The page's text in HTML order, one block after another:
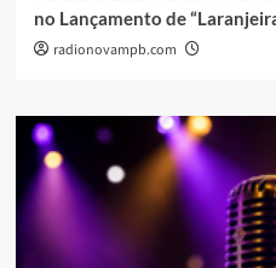
no Lançamento de
radionovampb.com